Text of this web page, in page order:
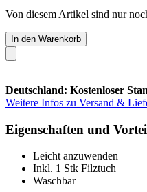
Von diesem Artikel sind nur
In den Warenkorb
Deutschland: Kostenloser
Weitere Infos zu Versand &
Eigenschaften und
Leicht anzuwenden
Inkl. 1 Stk Filztuch
Waschbar